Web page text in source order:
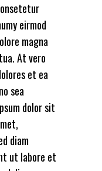
eirmod
magna
At vero
et ea
sea
dolor sit
diam
ut labore et